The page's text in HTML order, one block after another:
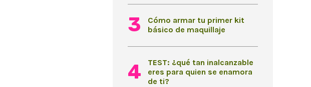
Cómo armar tu primer kit
básico de maquillaje
TEST: ¿qué tan inalcanzable
eres para quien se enamora
de ti?